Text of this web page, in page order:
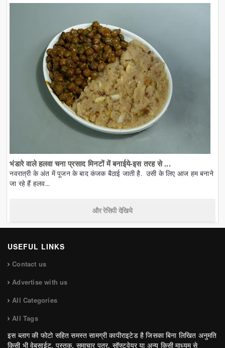
भंडारे वाले हलवा चना प्रसाद मिनटों में बनाईये-इस तरह से ...
नवरात्री के अंत में पूजन के बाद कंजक बैठाई जाती है. उसी के लिए आज हम बनाने
जा रहे हैं हलव...
और रेसिपी देखिये
USEFUL LINKS
Contact us
Advertise with us
All Categories
All Tags
इस ब्लाग की फोटो सहित समस्त सामग्री कापीराइटेड है जिसका बिना लिखित अनुमति
किसी भी वेबसाईट, पुस्तक, समाचार पत्र, सॉफ्टवेयर या अन्य किसी माध्यम से